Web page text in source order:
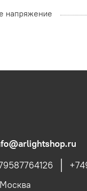
напряжение